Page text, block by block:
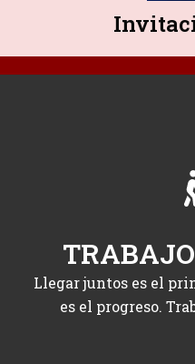
Llegar juntos es el
es el progreso.